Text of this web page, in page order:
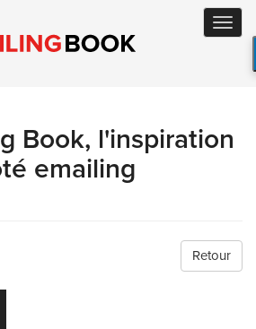
Book, l'inspiration
emailing
Retour